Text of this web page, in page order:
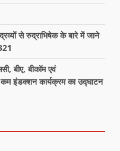
से रुद्राभिषेक के बारे में जाने
बीए, बीकॉम एवं
कम इंडक्शन कार्यक्रम का उद्घाटन